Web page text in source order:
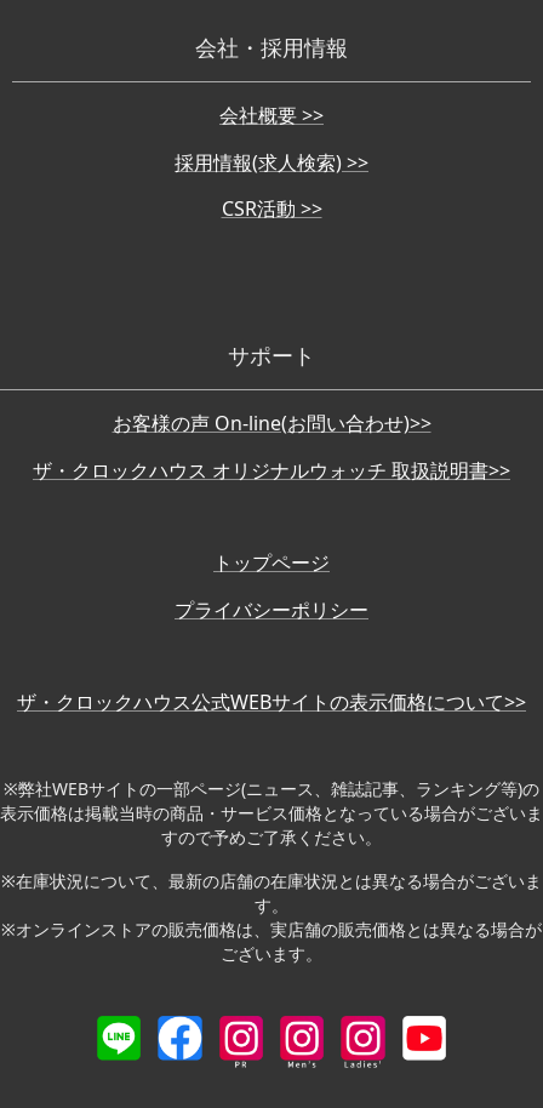
会社・採用情報
会社概要 >>
採用情報(求人検索) >>
CSR活動 >>
サポート
お客様の声 On-line(お問い合わせ)>>
ザ・クロックハウス オリジナルウォッチ 取扱説明書>>
トップページ
プライバシーポリシー
ザ・クロックハウス公式WEBサイトの表示価格について>>
※弊社WEBサイトの一部ページ(ニュース、雑誌記事、ランキング等)の
表示価格は掲載当時の商品・サービス価格となっている場合がございま
すので予めご了承ください。
※在庫状況について、最新の店舗の在庫状況とは異なる場合がございま
す。
※オンラインストアの販売価格は、実店舗の販売価格とは異なる場合が
ございます。